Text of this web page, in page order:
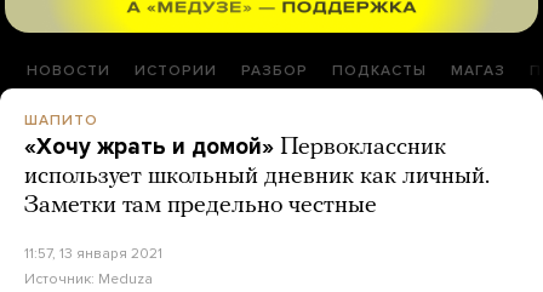
НОВОСТИ ИСТОРИИ РАЗБОР ПОДКАСТЫ МАГАЗ
ШАПИТО
«Хочу жрать и домой» Первоклассник
использует школьный дневник как личный.
Заметки там предельно честные
11:57, 13 января 2021
Источник: Meduza